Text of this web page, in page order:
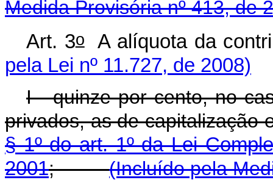
Medida Provisória nº 413, de
Art. 3oA alíquota da
pela Lei nº 11.727, de 2008)
I - quinze por cento, no
privados, as de
§ 1º do art. 1º da Lei
2001;(Incluído pela